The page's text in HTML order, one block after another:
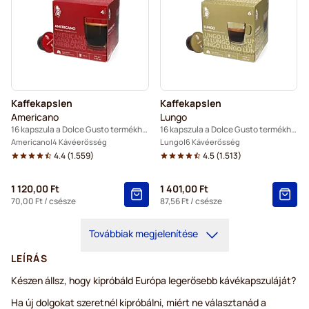
Kaffekapslen
Americano
16 kapszula a Dolce Gusto termékhez
Americano 4 Kávéerősség
4.4(1.559)
1 120,00 Ft
70,00 Ft/ csésze
Kaffekapslen
Lungo
16 kapszula a Dolce Gusto termékhez
Lungo 6 Kávéerősség
4.5(1.513)
1 401,00 Ft
87,56 Ft/ csésze
Továbbiak megjelenítése
LEÍRÁS
Készen állsz, hogy kipróbáld Európa legerősebb kávékapszuláját?
Ha új dolgokat szeretnél kipróbálni, miért ne választanád a